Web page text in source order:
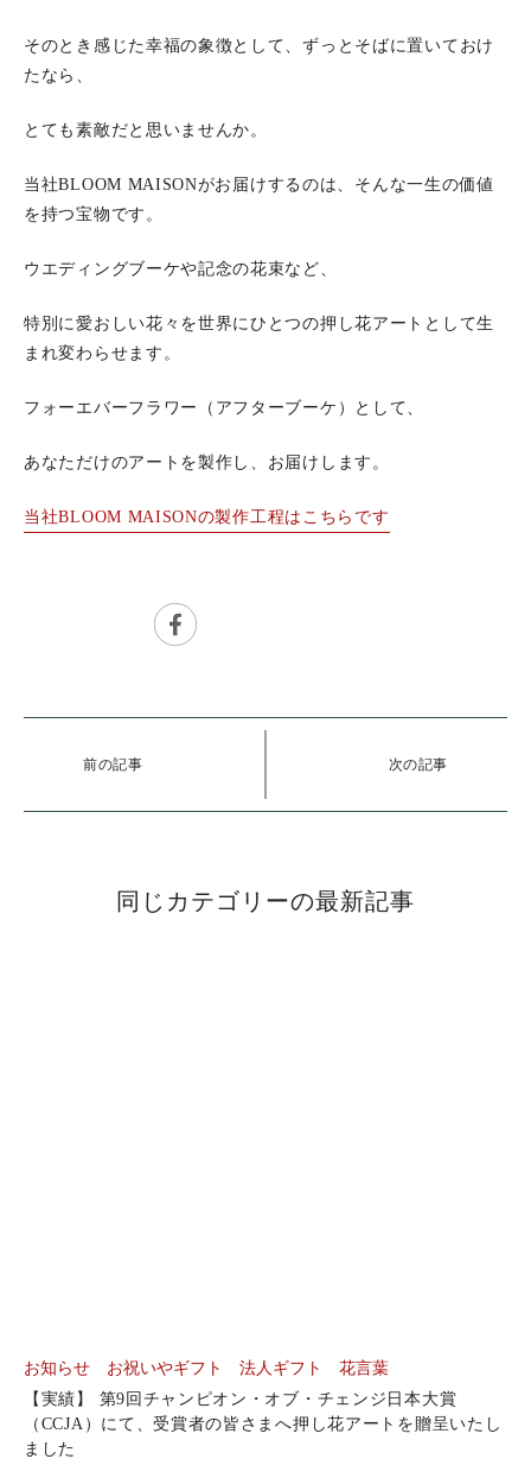
そのとき感じた幸福の象徴として、ずっとそばに置いておけ
たなら、
とても素敵だと思いませんか。
当社BLOOM MAISONがお届けするのは、そんな一生の価値
を持つ宝物です。
ウエディングブーケや記念の花束など、
特別に愛おしい花々を世界にひとつの押し花アートとして生
まれ変わらせます。
フォーエバーフラワー（アフターブーケ）として、
あなただけのアートを製作し、お届けします。
当社BLOOM MAISONの製作工程はこちらです
前の記事 次の記事
同じカテゴリーの最新記事
お知らせ お祝いやギフト 法人ギフト 花言葉
【実績】 第9回チャンピオン・オブ・チェンジ日本大賞
（CCJA）にて、受賞者の皆さまへ押し花アートを贈呈いたし
ました